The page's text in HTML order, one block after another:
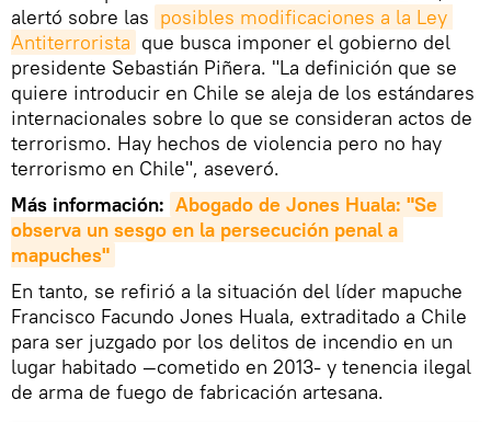
alertó sobre las posibles modificaciones a la Ley
Antiterrorista que busca imponer el gobierno del
presidente Sebastián Piñera. "La definición que se
quiere introducir en Chile se aleja de los estándares
internacionales sobre lo que se consideran actos de
terrorismo. Hay hechos de violencia pero no hay
terrorismo en Chile", aseveró.
Más información: Abogado de Jones Huala: "Se
observa un sesgo en la persecución penal a
mapuches"
En tanto, se refirió a la situación del líder mapuche
Francisco Facundo Jones Huala, extraditado a Chile
para ser juzgado por los delitos de incendio en un
lugar habitado —cometido en 2013- y tenencia ilegal
de arma de fuego de fabricación artesana.